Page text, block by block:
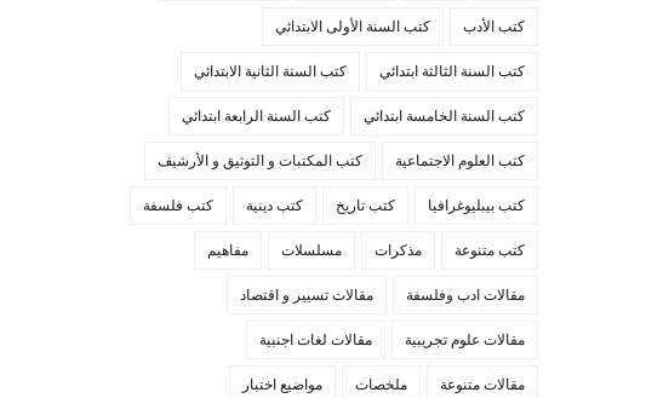
كتب الأدب كتب السنة الأولى الابتدائي
كتب السنة الثالثة ابتدائي كتب السنة الثانية الابتدائي
كتب السنة الخامسة ابتدائي كتب السنة الرابعة ابتدائي
كتب العلوم الاجتماعية كتب المكتبات و التوثيق و الأرشيف
كتب بيبليوغرافيا كتب تاريخ كتب دينية كتب فلسفة
كتب متنوعة مذكرات مسلسلات مفاهيم
مقالات ادب وفلسفة مقالات تسيير و اقتصاد
مقالات علوم تجريبية مقالات لغات اجنبية
مقالات متنوعة ملخصات مواضيع اختبار